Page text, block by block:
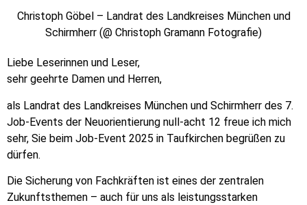
Christoph Göbel – Landrat des Landkreises München und
Schirmherr (@ Christoph Gramann Fotografie)
Liebe Leserinnen und Leser,
sehr geehrte Damen und Herren,
als Landrat des Landkreises München und Schirmherr des 7.
Job-Events der Neuorientierung null-acht 12 freue ich mich
sehr, Sie beim Job-Event 2025 in Taufkirchen begrüßen zu
dürfen.
Die Sicherung von Fachkräften ist eines der zentralen
Zukunftsthemen – auch für uns als leistungsstarken